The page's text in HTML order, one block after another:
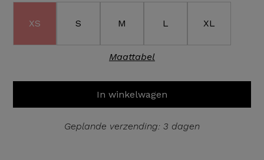
XS S M L XL
Maattabel
In winkelwagen
Geplande verzending: 3 dagen